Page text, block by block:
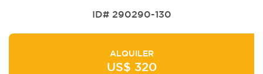
ID# 290290-130
ALQUILER
US$ 320